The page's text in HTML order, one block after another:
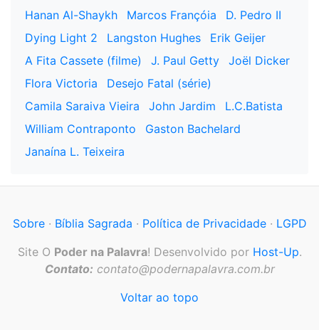
Hanan Al-Shaykh
Marcos Françóia
D. Pedro II
Dying Light 2
Langston Hughes
Erik Geijer
A Fita Cassete (filme)
J. Paul Getty
Joël Dicker
Flora Victoria
Desejo Fatal (série)
Camila Saraiva Vieira
John Jardim
L.C.Batista
William Contraponto
Gaston Bachelard
Janaína L. Teixeira
Sobre· Bíblia Sagrada · Política de Privacidade· LGPD
Site O Poder na Palavra! Desenvolvido por Host-Up.
Contato: contato@podernapalavra.com.br
Voltar ao topo